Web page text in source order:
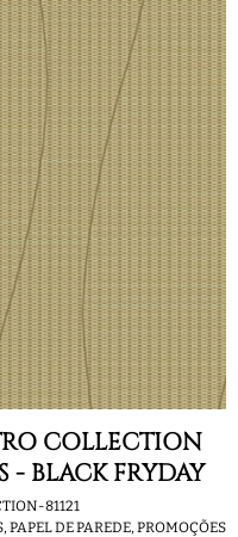
COLLECTION
- BLACK FRYDAY
81121
,PAPEL DE PAREDE,PROMOÇÕES